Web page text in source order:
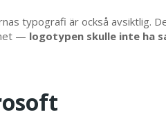
typografi är också avsiktlig.
— logotypen skulle inte ha